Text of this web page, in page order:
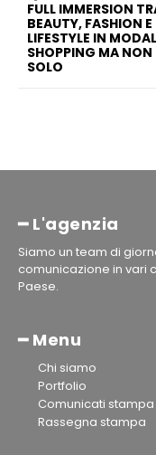
FULL IMMERSION
BEAUTY, FASHION E
LIFESTYLE IN
SHOPPING MA NON
SOLO
━ L'agenzia
Siamo un team di
comunicazione in vari
Paese.
━ Menu
Chi siamo
Portfolio
Comunicati stampa
Rassegna stampa